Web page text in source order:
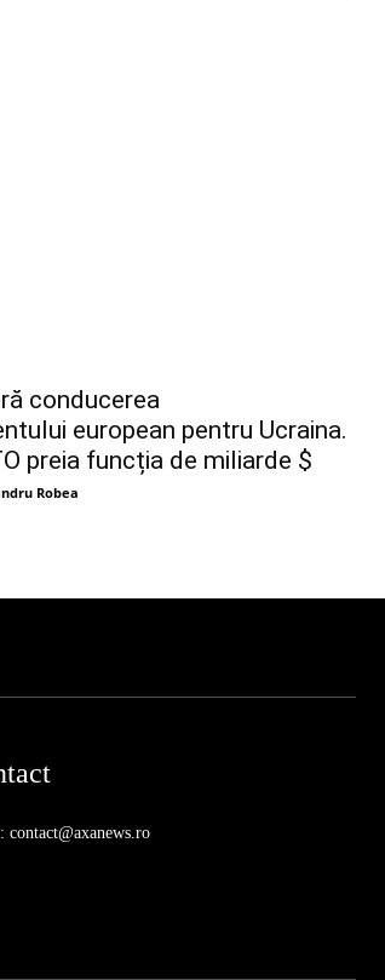
conducerea
european pentru Ucraina.
preia funcția de miliarde $
Robea
contact@axanews.ro